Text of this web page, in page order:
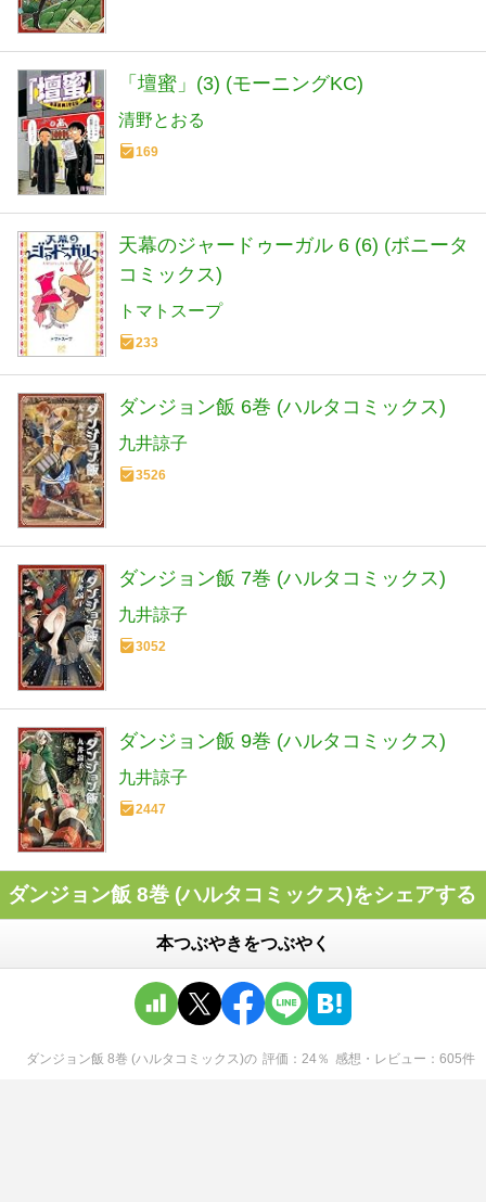
「壇蜜」(3) (モーニングKC)
清野とおる
169
天幕のジャードゥーガル 6 (6) (ボニータ
コミックス)
トマトスープ
233
ダンジョン飯 6巻 (ハルタコミックス)
九井諒子
3526
ダンジョン飯 7巻 (ハルタコミックス)
九井諒子
3052
ダンジョン飯 9巻 (ハルタコミックス)
九井諒子
2447
ダンジョン飯 8巻 (ハルタコミックス)をシェアする
本つぶやきをつぶやく
ダンジョン飯 8巻 (ハルタコミックス)の 評価 24％ 感想・レビュー 605件